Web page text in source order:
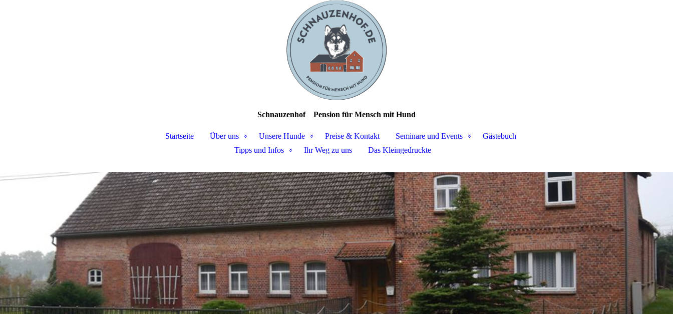
Schnauzenhof Pension für Mensch mit Hund
Startseite Über uns Unsere Hunde Preise & Kontakt Seminare und Events
Gästebuch
Tipps und Infos
Ihr Weg zu uns Das Kleingedruckte